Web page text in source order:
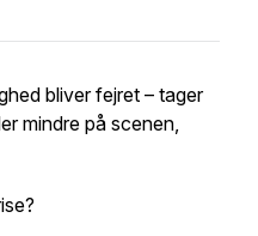
bliver fejret – tager
mindre på scenen,